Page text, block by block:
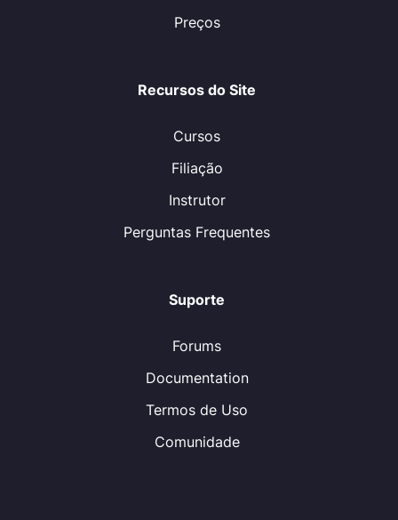
Preços
Recursos do Site
Cursos
Filiação
Instrutor
Perguntas Frequentes
Suporte
Forums
Documentation
Termos de Uso
Comunidade